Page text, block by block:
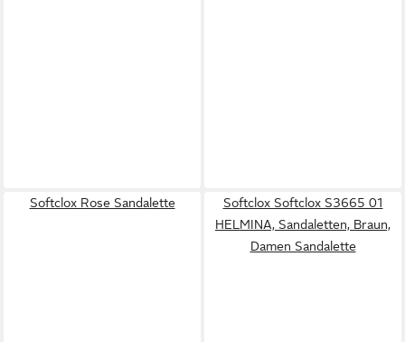
Softclox Rose Sandalette
Softclox Softclox S3665 01
HELMINA, Sandaletten, Braun,
Damen Sandalette